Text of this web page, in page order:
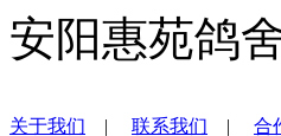
安阳惠苑鸽
关于我们 | 联系我们 | 合